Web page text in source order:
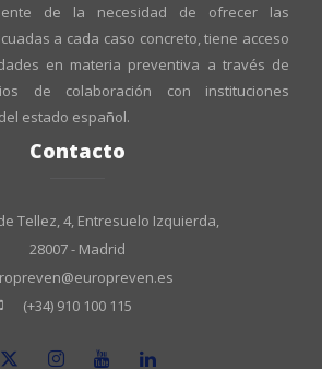
de la necesidad de ofrecer las
a cada caso concreto, tiene acceso
en materia preventiva a través de
de colaboración con instituciones
estado español.
Contacto
Tellez, 4, Entresuelo Izquierda,
28007 - Madrid
(+34) 910 100 115